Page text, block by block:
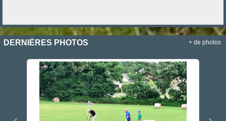
DERNIÈRES PHOTOS + de photos